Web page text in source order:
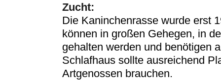
Zucht:
Die Kaninchenrasse wurde erst
können in großen Gehegen, in
gehalten werden und benötigen
Schlafhaus sollte ausreichend
Artgenossen brauchen.